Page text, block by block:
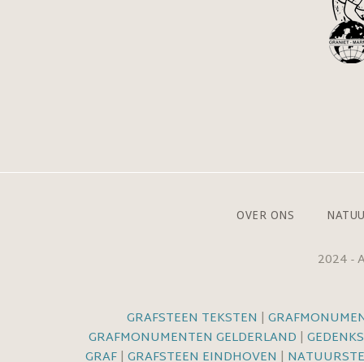
OVER ONS
2024 -
GRAFSTEEN TEKSTEN |
GRAFMONUMENTEN GELDERLAND |